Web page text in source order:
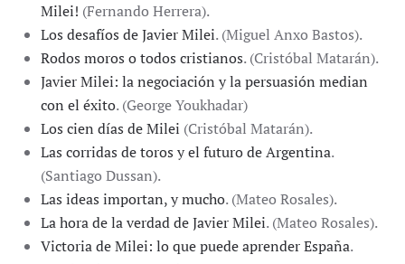
Milei! (Fernando Herrera).
Los desafíos de Javier Milei. (Miguel Anxo Bastos).
Rodos moros o todos cristianos. (Cristóbal Matarán).
Javier Milei: la negociación y la persuasión median
con el éxito. (George Youkhadar)
Los cien días de Milei (Cristóbal Matarán).
Las corridas de toros y el futuro de Argentina.
(Santiago Dussan).
Las ideas importan, y mucho. (Mateo Rosales).
La hora de la verdad de Javier Milei. (Mateo Rosales).
Victoria de Milei: lo que puede aprender España.